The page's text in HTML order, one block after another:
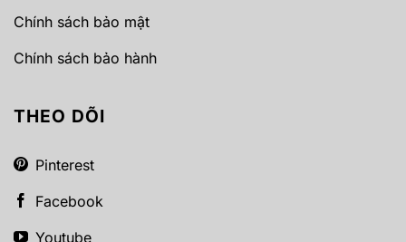
Chính sách bảo mật
Chính sách bảo hành
THEO DÕI
Pinterest
Facebook
Youtube